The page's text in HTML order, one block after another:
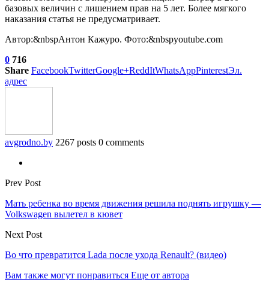
базовых величин с лишением прав на 5 лет. Более мягкого
наказания статья не предусматривает.
Автор:&nbspАнтон Кажуро. Фото:&nbspyoutube.com
0 716
Share FacebookTwitterGoogle+ReddItWhatsAppPinterestЭл.
адрес
avgrodno.by 2267 posts 0 comments
Prev Post
Мать ребенка во время движения решила поднять игрушку —
Volkswagen вылетел в кювет
Next Post
Во что превратится Lada после ухода Renault? (видео)
Вам также могут понравиться Еще от автора